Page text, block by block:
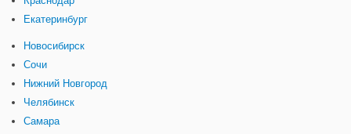
Екатеринбург
Новосибирск
Сочи
Нижний Новгород
Челябинск
Самара